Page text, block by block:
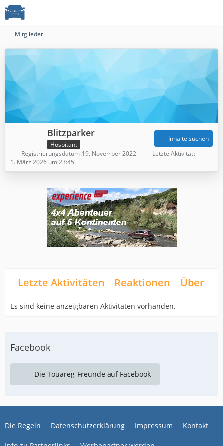
Mitglieder
Blitzparker
Hospitant
Inhalte suchen
Registrierungsdatum 19. November 2022
Letzte Aktivität
1. März 2026 um 23:45
Letzte Aktivitäten Reaktionen Über
Es sind keine anzeigbaren Aktivitäten vorhanden.
Facebook
Die Touareg-Freunde auf Facebook
Die Regeln Datenschutzerklärung Impressum Kontakt